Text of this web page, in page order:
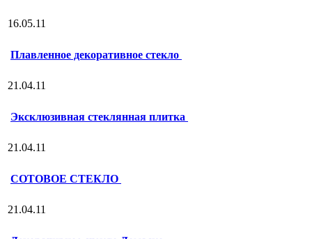
16.05.11
Плавленное декоративное стекло
21.04.11
Эксклюзивная стеклянная плитка
21.04.11
СОТОВОЕ СТЕКЛО
21.04.11